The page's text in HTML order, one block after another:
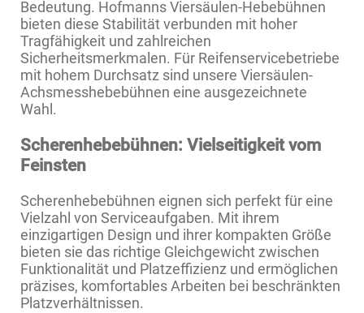
Bedeutung. Hofmanns Viersäulen-Hebebühnen
bieten diese Stabilität verbunden mit hoher
Tragfähigkeit und zahlreichen
Sicherheitsmerkmalen. Für Reifenservicebetriebe
mit hohem Durchsatz sind unsere Viersäulen-
Achsmesshebebühnen eine ausgezeichnete
Wahl.
Scherenhebebühnen: Vielseitigkeit vom
Feinsten
Scherenhebebühnen eignen sich perfekt für eine
Vielzahl von Serviceaufgaben. Mit ihrem
einzigartigen Design und ihrer kompakten Größe
bieten sie das richtige Gleichgewicht zwischen
Funktionalität und Platzeffizienz und ermöglichen
präzises, komfortables Arbeiten bei beschränkten
Platzverhältnissen.